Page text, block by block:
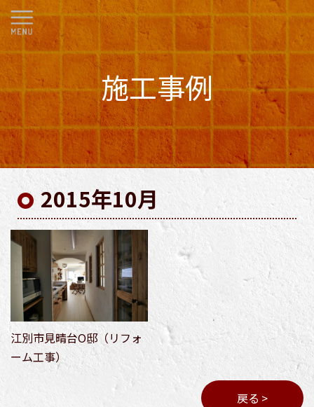
施工事例
2015年10月
江別市見晴台O邸（リフォ
ーム工事）
戻る >